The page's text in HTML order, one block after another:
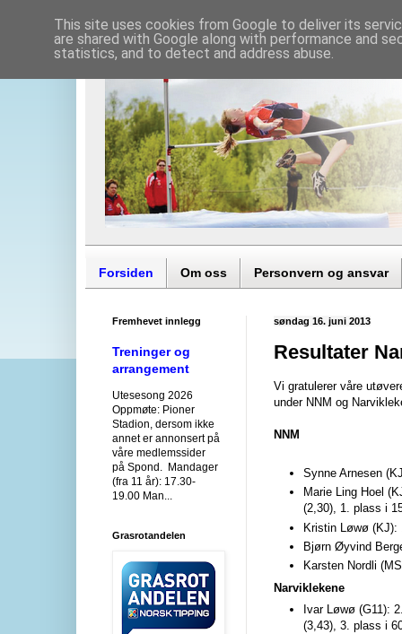
Forsiden Om oss Personvern og ansvar
søndag 16. juni 2013
Resultater
Vi gratulerer våre
under NNM og
NNM
Synne Arnesen
Marie Ling Hoel
(2,30), 1. plass i
Kristin Løwø (KJ):
Bjørn Øyvind
Karsten Nordli
Narviklekene
Ivar Løwø (G11):
(3,43), 3. plass i
Fremhevet innlegg
Treninger og
arrangement
Utesesong 2026
Oppmøte: Pioner
Stadion, dersom ikke
annet er annonsert på
våre medlemssider
på Spond. Mandager
(fra 11 år): 17.30-
19.00 Man...
Grasrotandelen
This site uses cookies from Google to deliver its
are shared with Google along with performance and
statistics, and to detect and address abuse.